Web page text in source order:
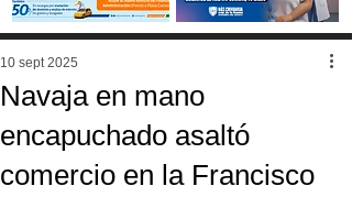
Navaja en mano
encapuchado asaltó
comercio en la Francisco
10 sept 2025